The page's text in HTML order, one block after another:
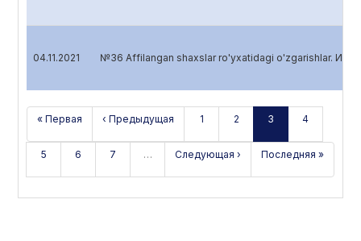
04.11.2021 №36 Affilangan shaxslar ro'yxatidagi o'zgarishlar.
« Первая ‹ Предыдущая 1 2 3 4
5 6 7 … Следующая › Последняя »